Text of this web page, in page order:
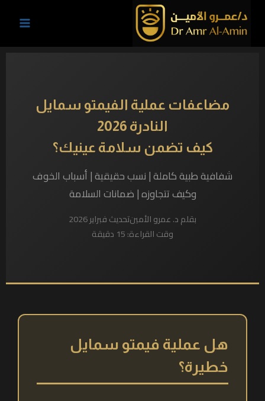
مضاعفات عملية الفيمتو سمايل
النادرة 2026
كيف تضمن سلامة عينيك؟
شفافية طبية كاملة | نسب حقيقية | أسباب الخوف
وكيف تتجاوزه | ضمانات السلامة
بقلم د. عمرو الأمينتحديث فبراير 2026
وقت القراءة: 15 دقيقة
هل عملية فيمتو سمايل
خطيرة؟